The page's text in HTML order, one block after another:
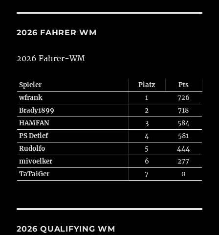
2026 FAHRER WM
2026 Fahrer-WM
Spieler Platz
Pts
wfrank
1
726
Brady1899
2
718
HAMFAN
3
584
PS Detlef
4
581
Rudolfo
5
444
mivoelker
6
277
TaTaiGer
7 0
2026 QUALIFYING WM